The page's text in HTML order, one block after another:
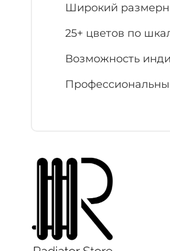
Широкий
25+ цветов по
Возможность